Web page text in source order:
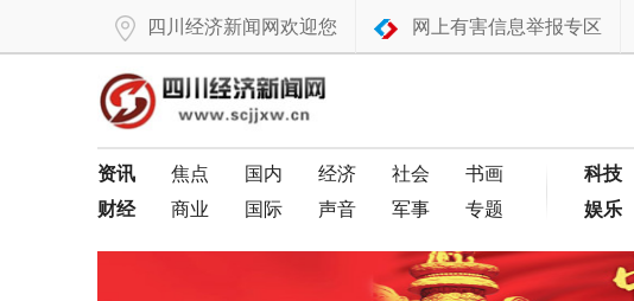
四川经济新闻网欢迎您 网上有害信息举报专区
资讯 焦点 国内 经济 社会
书画
财经
商业 国际 声音 军事 专题
科技
娱乐